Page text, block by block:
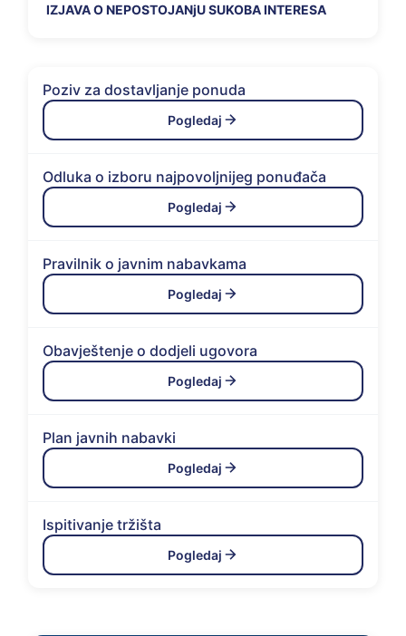
IZJAVA O NEPOSTOJANjU SUKOBA INTERESA
Poziv za dostavljanje ponuda
Pogledaj
Odluka o izboru najpovoljnijeg ponuđača
Pogledaj
Pravilnik o javnim nabavkama
Pogledaj
Obavještenje o dodjeli ugovora
Pogledaj
Plan javnih nabavki
Pogledaj
Ispitivanje tržišta
Pogledaj